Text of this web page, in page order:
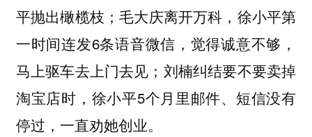
平抛出橄榄枝；毛大庆离开万科，徐小平第
一时间连发6条语音微信，觉得诚意不够，
马上驱车去上门去见；刘楠纠结要不要卖掉
淘宝店时，徐小平5个月里邮件、短信没有
停过，一直劝她创业。